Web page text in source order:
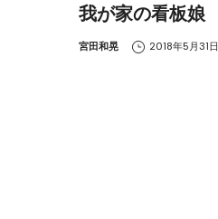
我が家の看板娘
by
宮田和晃 2018年5月31日